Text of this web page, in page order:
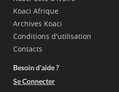
Koaci Afrique
Archives Koaci
Conditions d'utilisation
Contacts
Besoin d'aide ?
Se Connecter